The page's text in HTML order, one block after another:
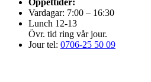
Öppettider:
Vardagar: 7:00 – 16:30
Lunch 12-13
Övr. tid ring vår jour.
Jour tel: 0706-25 50 09